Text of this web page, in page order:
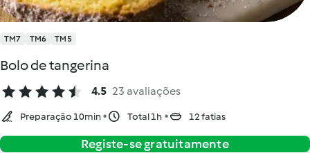
TM7 TM6 TM5
Bolo de tangerina
4.5 23 avaliações
Preparação 10min Total 1h 12 fatias
Registe-se gratuitamente